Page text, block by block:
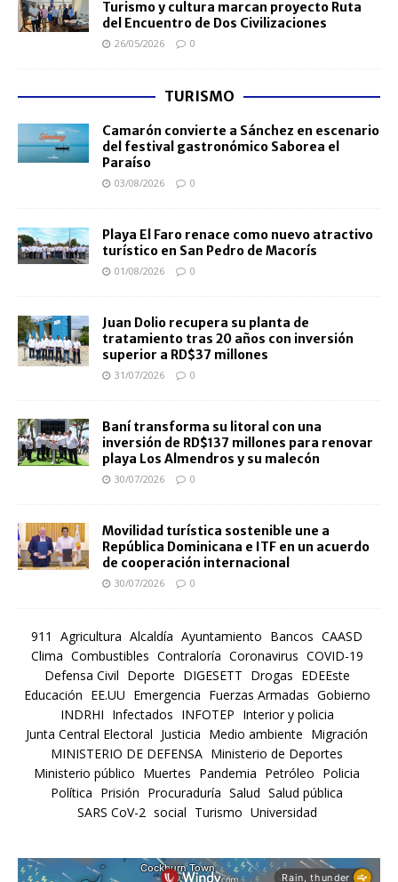
Turismo y cultura marcan proyecto Ruta
del Encuentro de Dos Civilizaciones
26/05/2026 0
TURISMO
Camarón convierte a Sánchez en escenario
del festival gastronómico Saborea el
Paraíso
03/08/2026 0
Playa El Faro renace como nuevo atractivo
turístico en San Pedro de Macorís
01/08/2026 0
Juan Dolio recupera su planta de
tratamiento tras 20 años con inversión
superior a RD$37 millones
31/07/2026 0
Baní transforma su litoral con una
inversión de RD$137 millones para renovar
playa Los Almendros y su malecón
30/07/2026 0
Movilidad turística sostenible une a
República Dominicana e ITF en un acuerdo
de cooperación internacional
30/07/2026 0
911 Agricultura Alcaldía Ayuntamiento Bancos CAASD
Clima Combustibles Contraloría Coronavirus COVID-19
Defensa Civil Deporte DIGESETT Drogas EDEEste
Educación EE.UU Emergencia Fuerzas Armadas Gobierno
INDRHI Infectados INFOTEP Interior y policia
Junta Central Electoral Justicia Medio ambiente Migración
MINISTERIO DE DEFENSA Ministerio de Deportes
Ministerio público Muertes Pandemia Petróleo Policia
Política Prisión Procuraduría Salud Salud pública
SARS CoV-2 social Turismo Universidad